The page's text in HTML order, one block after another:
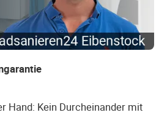
Hand: Kein Durcheinander mit